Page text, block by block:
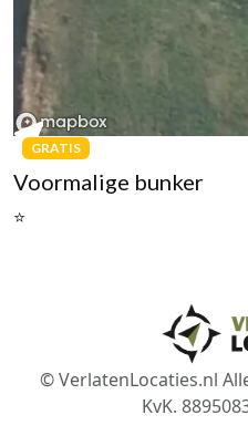
GRATIS
Voormalige bunker
⭐
© VerlatenLocaties.nl
KvK.